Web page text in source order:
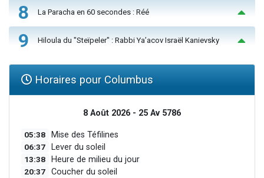
8 La Paracha en 60 secondes : Réé
9 Hiloula du "Steïpeler" : Rabbi Ya’acov Israël Kanievsky
Horaires pour Columbus
8 Août 2026 - 25 Av 5786
05:38 Mise des Téfilines
06:37 Lever du soleil
13:38 Heure de milieu du jour
20:37 Coucher du soleil